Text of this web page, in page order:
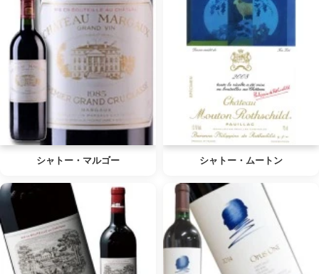
シャトー・マルゴー シャトー・ムートン